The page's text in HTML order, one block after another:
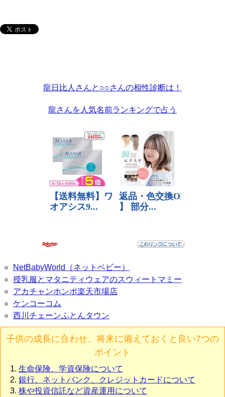
龍日比人さんと○○さんの相性診断は！
龍さんを人気名前ランキングで占う
NetBabyWorld（ネットベビー）
授乳服とマタニティウェアのスウィートマミー
アカチャンホンポ楽天市場店
ケンコーコム
西川チェーンふとんタウン
子供の成長に合わせ、将来に備えておくと良い7つの
ポイント
生命保険、学資保険について
銀行、ネットバンク、クレジットカードについて
株や投資信託など資産運用について